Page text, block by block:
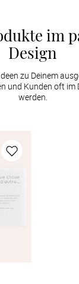
im
Design
zu Deinem
und Kunden oft im
werden.